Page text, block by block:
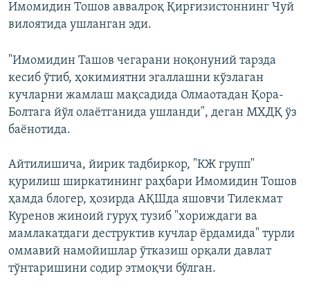
Имомидин Тошов аввалроқ Қирғизистоннинг Чуй
вилоятида ушланган эди.
"Имомидин Ташов чегарани ноқонуний тарзда
кесиб ўтиб, ҳокимиятни эгаллашни кўзлаган
кучларни жамлаш мақсадида Олмаотадан Қора-
Болтага йўл олаётганида ушланди", деган МХДҚ ўз
баёнотида.
Айтилишича, йирик тадбиркор, "КЖ групп"
қурилиш ширкатининг раҳбари Имомидин Тошов
ҳамда блогер, ҳозирда АҚШда яшовчи Тилекмат
Куренов жиноий гуруҳ тузиб "хориждаги ва
мамлакатдаги деструктив кучлар ёрдамида" турли
оммавий намойишлар ўтказиш орқали давлат
тўнтаришини содир этмоқчи бўлган.